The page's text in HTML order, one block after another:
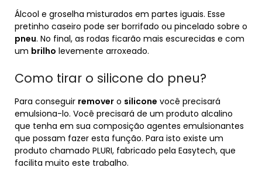
Álcool e groselha misturados em partes iguais. Esse
pretinho caseiro pode ser borrifado ou pincelado sobre o
pneu. No final, as rodas ficarão mais escurecidas e com
um brilho levemente arroxeado.
Como tirar o silicone do pneu?
Para conseguir remover o silicone você precisará
emulsiona-lo. Você precisará de um produto alcalino
que tenha em sua composição agentes emulsionantes
que possam fazer esta função. Para isto existe um
produto chamado PLURI, fabricado pela Easytech, que
facilita muito este trabalho.